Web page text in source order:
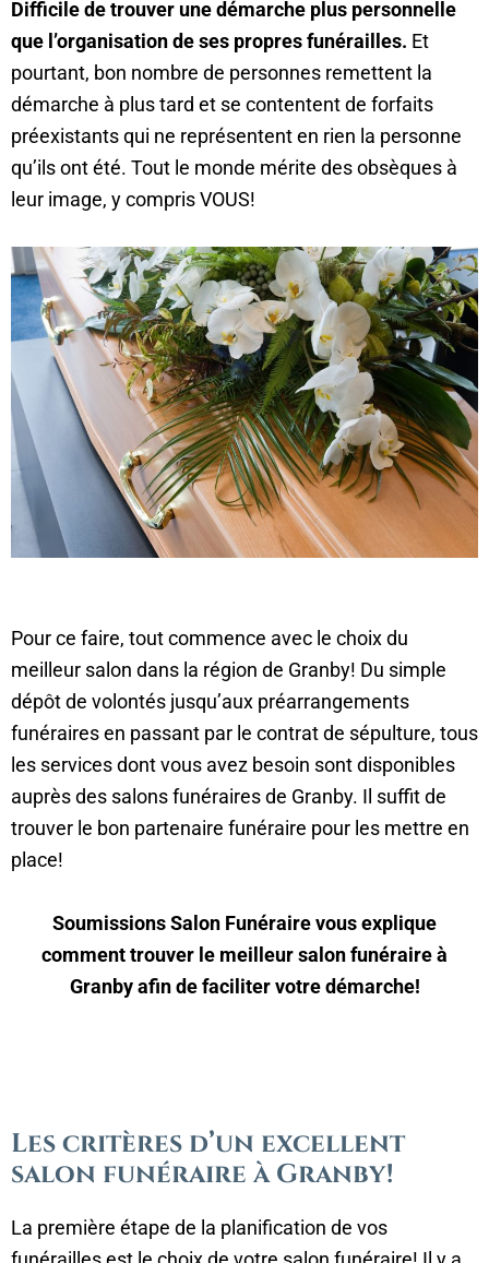
Difficile de trouver une démarche plus personnelle
que l’organisation de ses propres funérailles. Et
pourtant, bon nombre de personnes remettent la
démarche à plus tard et se contentent de forfaits
préexistants qui ne représentent en rien la personne
qu’ils ont été. Tout le monde mérite des obsèques à
leur image, y compris VOUS!
Pour ce faire, tout commence avec le choix du
meilleur salon dans la région de Granby! Du simple
dépôt de volontés jusqu’aux préarrangements
funéraires en passant par le contrat de sépulture, tous
les services dont vous avez besoin sont disponibles
auprès des salons funéraires de Granby. Il suffit de
trouver le bon partenaire funéraire pour les mettre en
place!
Soumissions Salon Funéraire vous explique
comment trouver le meilleur salon funéraire à
Granby afin de faciliter votre démarche!
Les critères d’un excellent
salon funéraire à Granby!
La première étape de la planification de vos